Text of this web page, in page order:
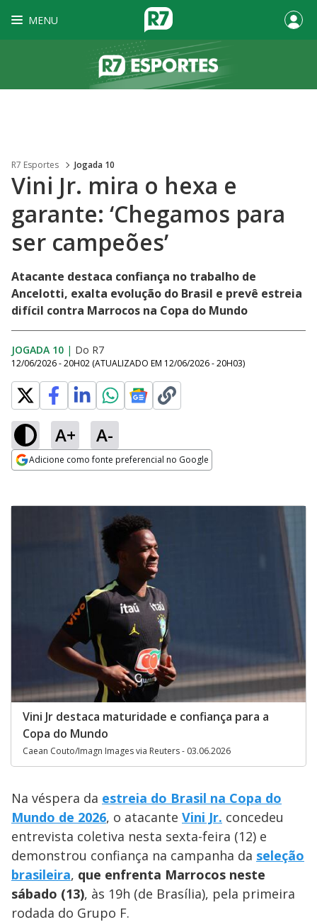
MENU
R7 Esportes Jogada 10
Vini Jr. mira o hexa e
garante: ‘Chegamos para
ser campeões’
Atacante destaca confiança no trabalho de
Ancelotti, exalta evolução do Brasil e prevê estreia
difícil contra Marrocos na Copa do Mundo
JOGADA 10 | Do R7
12/06/2026 - 20H02 (ATUALIZADO EM 12/06/2026 - 20H03)
A+ A-
Adicione como fonte preferencial no Google
Vini Jr destaca maturidade e confiança para a
Copa do Mundo
Caean Couto/Imagn Images via Reuters - 03.06.2026
Na véspera da estreia do Brasil na Copa do
Mundo de 2026, o atacante Vini Jr. concedeu
entrevista coletiva nesta sexta-feira (12) e
demonstrou confiança na campanha da seleção
brasileira, que enfrenta Marrocos neste
sábado (13), às 19h (de Brasília), pela primeira
rodada do Grupo F.